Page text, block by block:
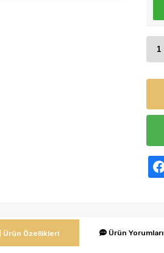
Ürün Özellikleri Ürün Yorumları